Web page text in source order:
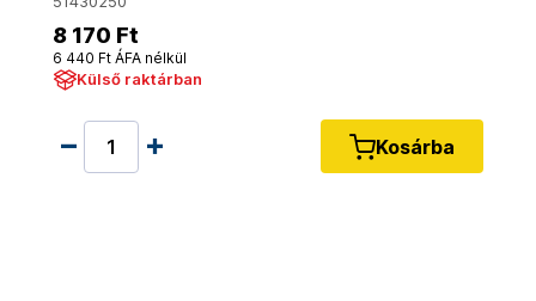
8 170 Ft
6 440 Ft ÁFA nélkül
Külső raktárban
Kosárba